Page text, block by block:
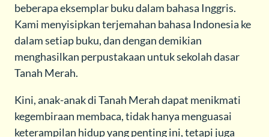
beberapa eksemplar buku dalam bahasa Inggris.
Kami menyisipkan terjemahan bahasa Indonesia ke
dalam setiap buku, dan dengan demikian
menghasilkan perpustakaan untuk sekolah dasar
Tanah Merah.
Kini, anak-anak di Tanah Merah dapat menikmati
kegembiraan membaca, tidak hanya menguasai
keterampilan hidup yang penting ini, tetapi juga